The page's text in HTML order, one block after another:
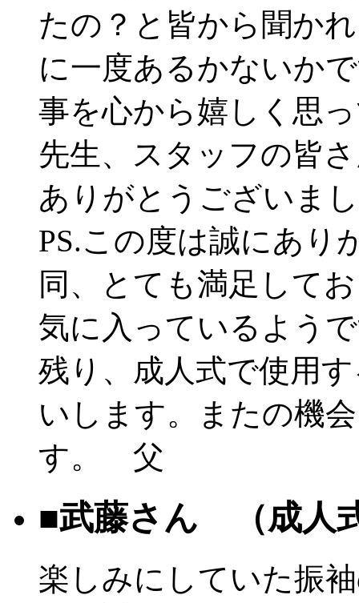
たの？と皆から聞か
に一度あるかないか
事を心から嬉しく思
先生、スタッフの皆
ありがとうございま
PS.この度は誠にあり
同、とても満足して
気に入っているよう
残り、成人式で使用
いします。またの機
す。 父
■武藤さん （成人
楽しみにしていた振